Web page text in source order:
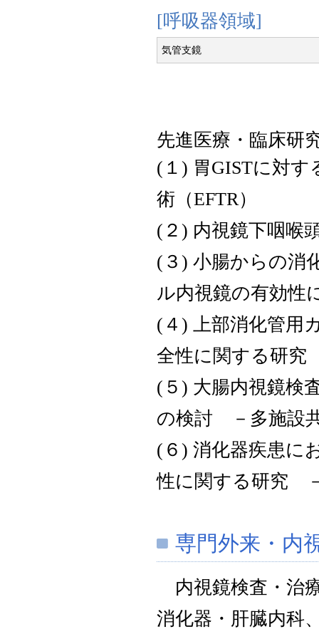
[呼吸器領域]
気管支鏡
先進医療・臨床研
(１) 胃GISTに対す
術（EFTR）
(２) 内視鏡下咽喉
(３) 小腸からの消
ル内視鏡の有効性
(４) 上部消化管用
全性に関する研究
(５) 大腸内視鏡検
の検討 －多施設
(６) 消化器疾患に
性に関する研究
専門外来 ・内
内視鏡検査・治
消化器・肝臓内科